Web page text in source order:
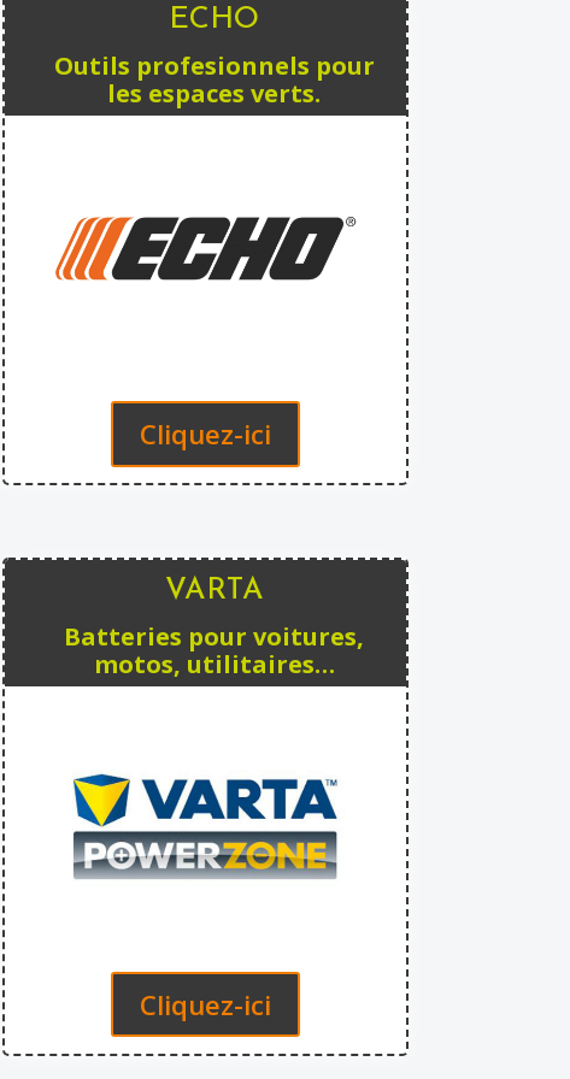
ECHO
Outils profesionnels pour
les espaces verts.
Cliquez-ici
VARTA
Batteries pour voitures,
motos, utilitaires…
Cliquez-ici